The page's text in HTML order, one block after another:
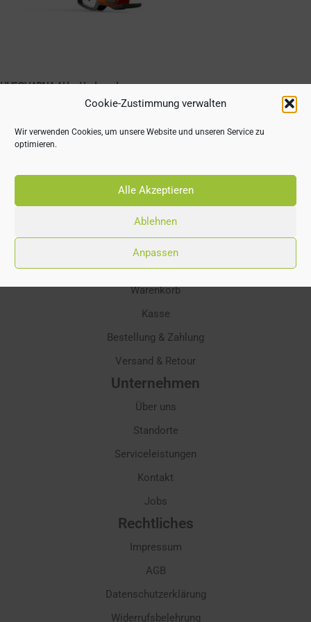
Cookie-Zustimmung verwalten
Wir verwenden Cookies, um unsere Website und unseren Service zu
optimieren.
Alle Akzeptieren
Ablehnen
Anpassen
HUSQVARNA Akku-Heckenschere
Einkauf
online Shop
Warenkorb
Kasse
Bestellung & Zahlung
Versand & Retour
Unternehmen
Über uns
Standorte
Serviceleistungen
Kontakt
Jobs
Rechtliches
Impressum
AGB
Datenschutzerklärung
Widerrufsbelehrung